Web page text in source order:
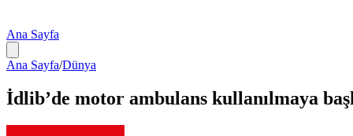
Ana Sayfa
Ana Sayfa/Dünya
İdlib’de motor ambulans kullanılmaya